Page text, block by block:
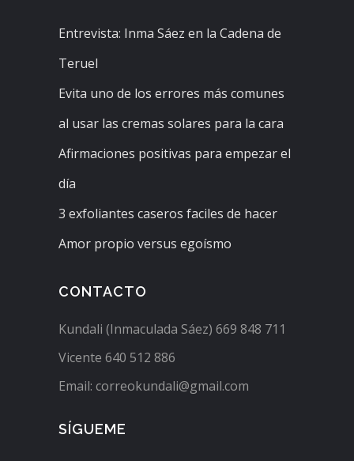
Entrevista: Inma Sáez en la Cadena de
Teruel
Evita uno de los errores más comunes
al usar las cremas solares para la cara
Afirmaciones positivas para empezar el
día
3 exfoliantes caseros faciles de hacer
Amor propio versus egoísmo
CONTACTO
Kundali (Inmaculada Sáez) 669 848 711
Vicente 640 512 886
Email: correokundali@gmail.com
SÍGUEME